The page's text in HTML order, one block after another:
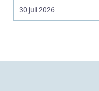
lantbruksanläggning
moderniseras ä...
30 juli 2026